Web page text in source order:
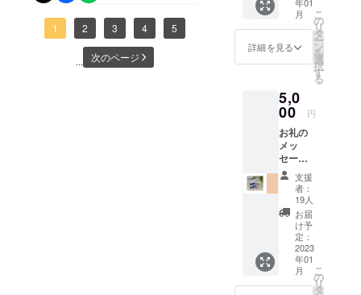
マセット】をお選びくださ
いましたご支援者さまアロ
マセットを発送させていた
1 2 3 4 5
... 次のページ
て”美肌の秘
こと”という
きました。
落とすとい
うとメイク
落としや洗
顔が浮かぶ
と思いま
それはあく
までも肌の
表面の汚れ
組時間
は10分
程度で
す。 放
たしま
す。
させて
いただ
きま
す。 以
下の
にお名
前を入
れま
す。 掲
載方
法：文
字のみ
（２５
文字前
後ま
で）
https://
kksiste
r.com/
別枠に
ご支援
年01
月
詳細を見る
こ
の
リ
タ
ー
ン
を
選
択
す
る
5,0
00 円
お礼の
メッ
セージ
を添え
て アロ
マセッ
トをお
送りい
たしま
す。 商
品詳細
・リフ
レッ
支援
者：
19人
お届
け予
定：
2023
年01
月
こ
の
リ
タ